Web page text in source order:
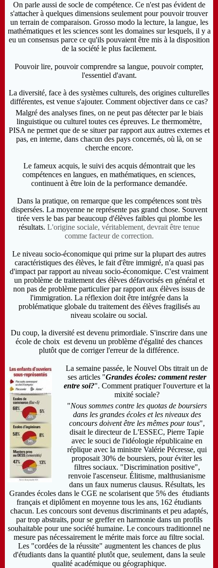
On parle aussi de socle de compétence. Ce n'est pas évident de
s'attacher à quelques dimensions seulement pour pouvoir trouver
un terrain de comparaison. Grosso modo la lecture, la langue, les
mathématiques et les sciences sont les domaines sur lesquels, il y a
eu un consensus parce ce qu'ils pouvaient être mis à la disposition
de la société le plus facilement.
Pouvoir lire, pouvoir comprendre sa langue, pouvoir compter,
l'essentiel d'avant.
La diversité, face à des systèmes culturels, des origines culturelles
différentes, est venue s'ajouter. Comment objectiver dans ce cas?
Malgré des analyses fines, on ne peut pas détecter par le biais
linguistique ou culturel toutes ces épreuves. Le thermomètre,
PISA ne permet que de se situer par rapport aux autres externes et
pas, en interne, dans chacun des pays concernés, où là, on se
cherche encore.
Le fameux acquis, le suivi des acquis démontrait que les
compétences en langues, en mathématiques, en sciences,
continuent à être loin de la performance demandée.
Dans la pratique, on remarque que les compétences sont très
dispersées. La moyenne ne représente pas grand chose. Souvent
tirée vers le bas par beaucoup d'élèves faibles qui plombe les
résultats. L'origine sociale, véritablement, devrait être tenue
comme facteur de correction.
Le niveau socio-économique qui prime sur la plupart des autres
caractéristiques des élèves, le fait d'être immigré, n'a quasi pas
d'impact par rapport au niveau socio-économique. C'est vraiment
un problème de traitement des élèves défavorisés en général et
non pas de problème particulier par rapport aux élèves issus de
l'immigration. La réflexion doit être intégrée dans la
problématique globale du traitement des élèves fragilisés au
niveau scolaire ou social.
Du coup, la diversité est devenu primordiale. S'inscrire dans une
école de choix est devenu un problème d'égalité des chances
plutôt que de corriger l'erreur de la différence.
La semaine passée, le Nouvel Obs titrait un de
ses articles "Grandes écoles: comment rester
entre soi?". Comment pratiquer l'ouverture et la
mixité sociale?
"Nous sommes contre les quotas de boursiers
dans les grandes écoles et les niveaux des
concours doivent être les mêmes pour tous",
disait le directeur de L'ESSEC, Pierre Tapie
avec le souci de l'idéologie républicaine en
réplique avec la ministre Valérie Pécresse, qui
proposait 30% de boursiers, pour éviter les
filtres sociaux. "Discrimination positive",
renvoie l'ascenseur. Élitisme, malthusianisme
dans un faux numerus clausus. Résultats, les
Grandes écoles dans le CGE ne scolarisent que 5% des étudiants
français et diplôment en moyenne tous les ans, 162 étudiants
chacun. Les concours sont devenus discriminants et peu adaptés,
par trop abstraits, pour se greffer en harmonie dans un profils
souhaitable pour une société humaine. Le concours traditionnel ne
mesure pas nécessairement le mérite mais force au filtre social.
Les "cordées de la réussite" augmentent les chances de plus
d'étudiants dans la quantité plutôt que, seulement, dans la seule
qualité académique ou géographique.